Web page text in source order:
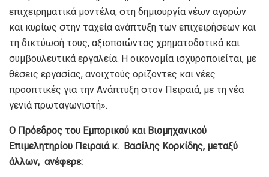
επιχειρηματικά μοντέλα, στη δημιουργία νέων αγορών
και κυρίως στην ταχεία ανάπτυξη των επιχειρήσεων και
τη δικτύωσή τους, αξιοποιώντας χρηματοδοτικά και
συμβουλευτικά εργαλεία. Η οικονομία ισχυροποιείται, με
θέσεις εργασίας, ανοιχτούς ορίζοντες και νέες
προοπτικές για την Ανάπτυξη στον Πειραιά, με τη νέα
γενιά πρωταγωνιστή».
Ο Πρόεδρος του Εμπορικού και Βιομηχανικού
Επιμελητηρίου Πειραιά κ. Βασίλης Κορκίδης, μεταξύ
άλλων, ανέφερε: